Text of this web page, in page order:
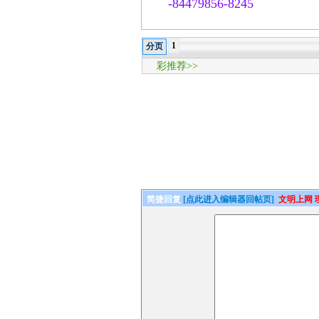
-84479856-8245
分页 1
彩推荐>>
简捷回复 [点此进入编辑器回帖页] 文明上网